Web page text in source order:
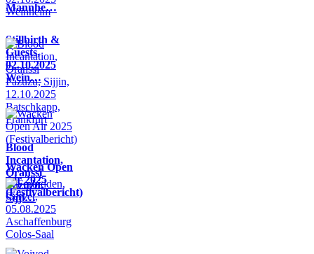
Mannhe…
Stillbirth &
Guests,
02.10.2025
Wein…
Blood
Incantation,
Oranssi
Pazuzu,
Sijji…
Wacken Open
Air 2025
(Festivalbericht)